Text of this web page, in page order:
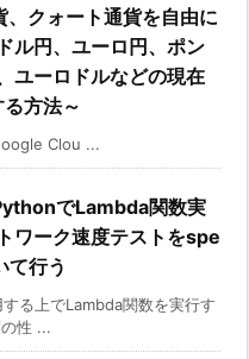
、クォート通貨を自由に
ル円、ユーロ円、ポン
ユーロドルなどの現在
方法～
Clou ...
でLambda関数実
ワーク速度テストをspe
行う
る上でLambda関数を実行す
性 ...